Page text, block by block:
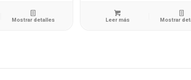
Mostrar detalles Leer más Mostrar